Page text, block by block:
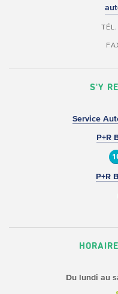
TÉL.
S'Y
Service
P+R
P+R
Du lundi au